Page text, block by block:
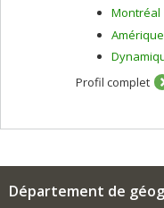
Montréal
Profil complet
Département de